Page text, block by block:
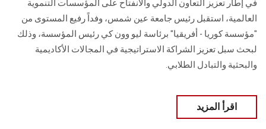
في إطار تعزيز التعاون الدولي والانفتاح على المؤسسات التنموية
العالمية، استقبل رئيس جامعة عين شمس، وفداً رفيع المستوى من
"مؤسسة كوريا - أفريقيا" برئاسة ليو وون كي رئيس المؤسسة، وذلك
لبحث سبل تعزيز الشراكة الاستراتيجية في المجالات الأكاديمية
والبحثية والتبادل الطلابي.
اقرأ المزيد